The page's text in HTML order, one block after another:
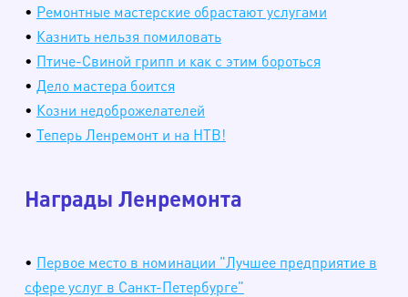
• Ремонтные мастерские обрастают услугами
• Казнить нельзя помиловать
• Птиче-Свиной грипп и как с этим бороться
• Дело мастера боится
• Козни недоброжелателей
• Теперь Ленремонт и на НТВ!
Награды Ленремонта
• Первое место в номинации "Лучшее предприятие в
сфере услуг в Санкт-Петербурге"